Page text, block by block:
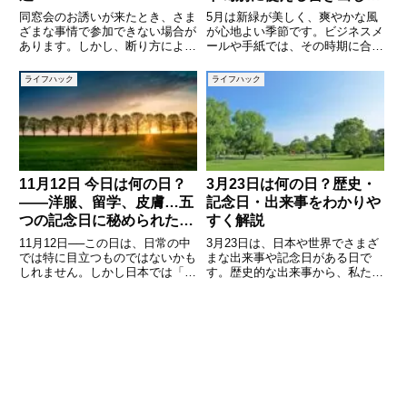
同窓会のお誘いが来たとき、さま
ざまな事情で参加できない場合が
あります。しかし、断り方によっ
うことも。この記事では、同窓会
を角が立たないように断る方法を
解説し、実際に使える文例を紹介
します。参加できない理由を伝え
結び
5月は新緑が美しく、爽やかな風
が心地よい季節です。ビジネスメ
ールや手紙では、その時期に合っ
相手に丁寧で季節感のある印象を
与えることができます。しかし、
「どんな言葉を使えばいいのか分
からない」と悩む方も多いのでは
ライフハック
11月12日 今日は何の日？
――洋服、留学、皮膚…五
つの記念日に秘められた物
語
11月12日──この日は、日常の中
では特に目立つものではないかも
しれません。しかし日本では「洋
ライフハック
3月23日は何の日？歴史・
記念日・出来事をわかりや
すく解説
3月23日は、日本や世界でさまざ
まな出来事や記念日がある日で
す。歴史的な出来事から、私たち